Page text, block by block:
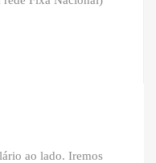
ao lado. Iremos